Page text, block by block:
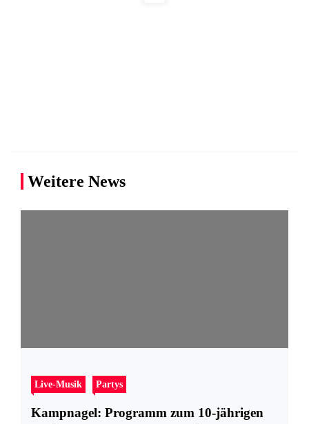
Weitere News
Live-Musik Partys
Kampnagel: Programm zum 10-jährigen